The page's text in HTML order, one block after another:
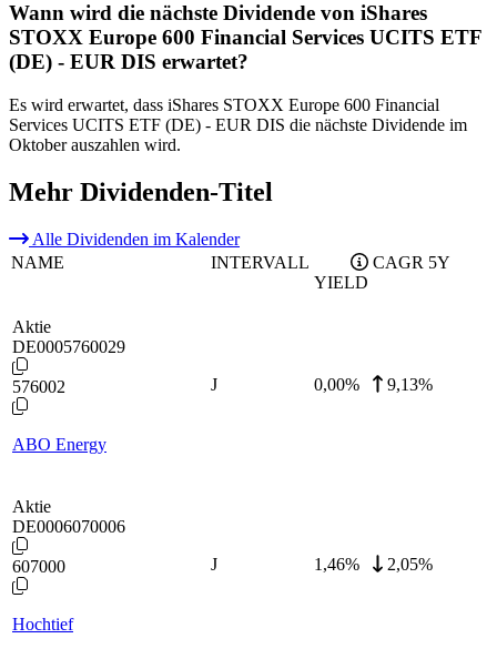
Wann wird die nächste Dividende von iShares
STOXX Europe 600 Financial Services UCITS ETF
(DE) - EUR DIS erwartet?
Es wird erwartet, dass iShares STOXX Europe 600 Financial
Services UCITS ETF (DE) - EUR DIS die nächste Dividende im
Oktober auszahlen wird.
Mehr Dividenden-Titel
Alle Dividenden im Kalender
NAME
INTERVALL
YIELD
CAGR 5Y
Aktie
DE0005760029
576002
ABO Energy
J 0,00% 9,13%
Aktie
DE0006070006
607000
Hochtief
J 1,46% 2,05%